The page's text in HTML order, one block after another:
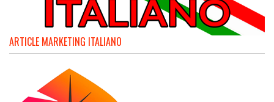
ARTICLE MARKETING ITALIANO